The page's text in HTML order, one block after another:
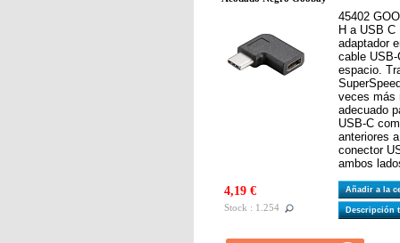
45402
H a USB C
adaptador
cable
espacio.
veces más
adecuado
USB-C
anteriores
conector
ambos
4,19 €
Stock : 1.254
Añadir a la
Descripción